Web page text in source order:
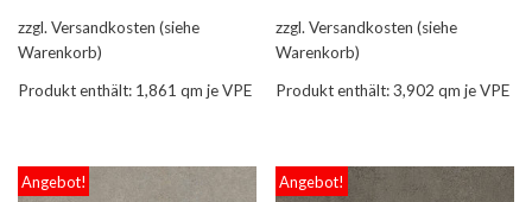
zzgl. Versandkosten (siehe
Warenkorb)
Produkt enthält: 1,861 qm je VPE
zzgl. Versandkosten (siehe
Warenkorb)
Produkt enthält: 3,902qm je VPE
Angebot! Angebot!